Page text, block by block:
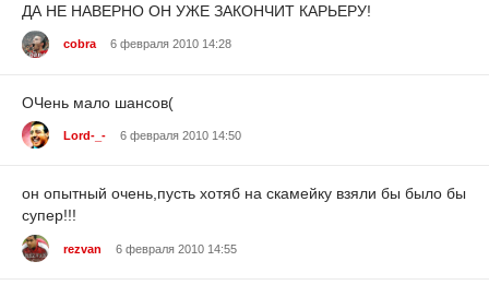
ДА НЕ НАВЕРНО ОН УЖЕ ЗАКОНЧИТ КАРЬЕРУ!
cobra 6 февраля 2010 14:28
ОЧень мало шансов(
Lord-_- 6 февраля 2010 14:50
он опытный очень,пусть хотяб на скамейку взяли бы было бы
супер!!!
rezvan 6 февраля 2010 14:55